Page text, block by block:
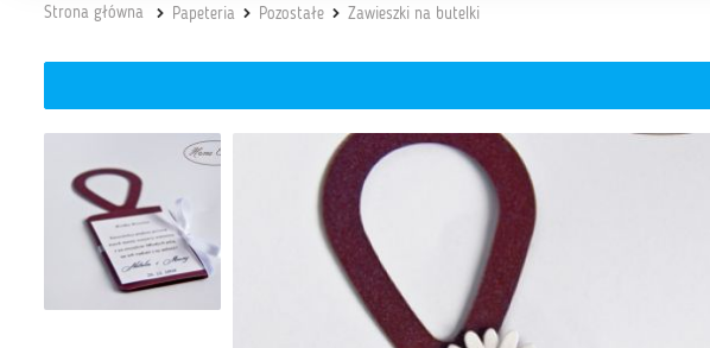
Strona główna Papeteria Pozostałe Zawieszki na butelki